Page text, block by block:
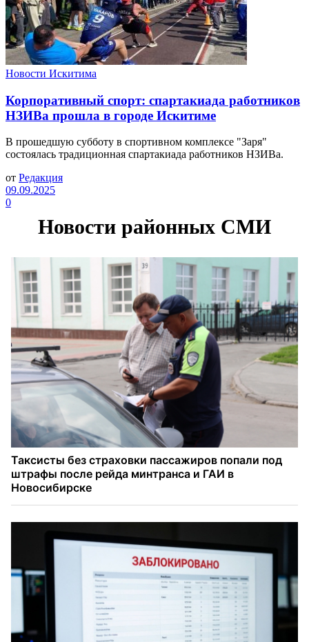
Новости Искитима
Корпоративный спорт: спартакиада работников
НЗИВа прошла в городе Искитиме
В прошедшую субботу в спортивном комплексе "Заря"
состоялась традиционная спартакиада работников НЗИВа.
от Редакция
09.09.2025
0